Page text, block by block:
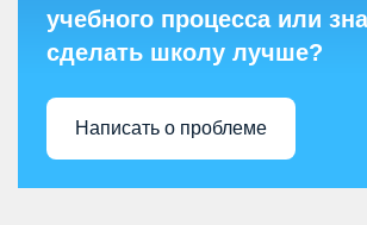
учебного процесса или
сделать школу лучше?
Написать о проблеме